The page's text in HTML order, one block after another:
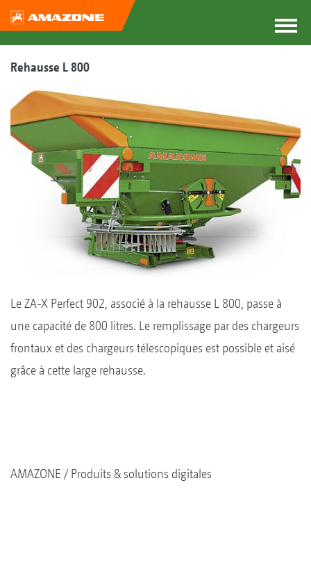
Rehausse L 800
Le ZA-X Perfect 902, associé à la rehausse L 800, passe à
une capacité de 800 litres. Le remplissage par des chargeurs
frontaux et des chargeurs télescopiques est possible et aisé
grâce à cette large rehausse.
AMAZONE Produits & solutions digitales